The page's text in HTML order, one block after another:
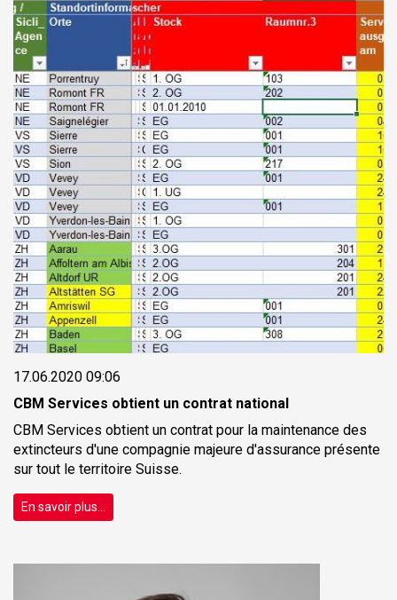
17.06.2020 09:06
CBM Services obtient un contrat national
CBM Services obtient un contrat pour la maintenance des
extincteurs d'une compagnie majeure d'assurance présente
sur tout le territoire Suisse.
En savoir plus...